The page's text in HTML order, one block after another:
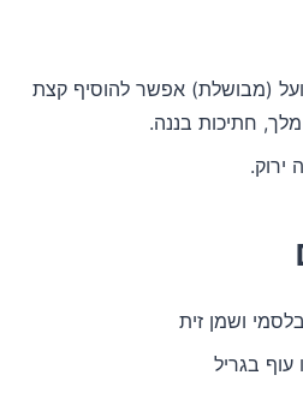
שועל (מבושלת) אפשר להוסיף קצת
מלך, חתיכות בננה.
ירוק.
ושמן זית